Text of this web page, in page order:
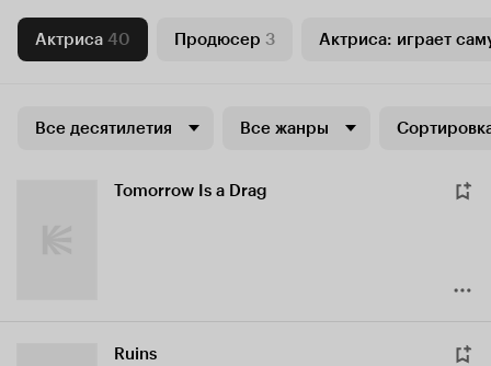
Актриса 40 Продюсер 3 Актриса: играет
Все десятилетия Все жанры
Tomorrow Is a Drag
Ruins